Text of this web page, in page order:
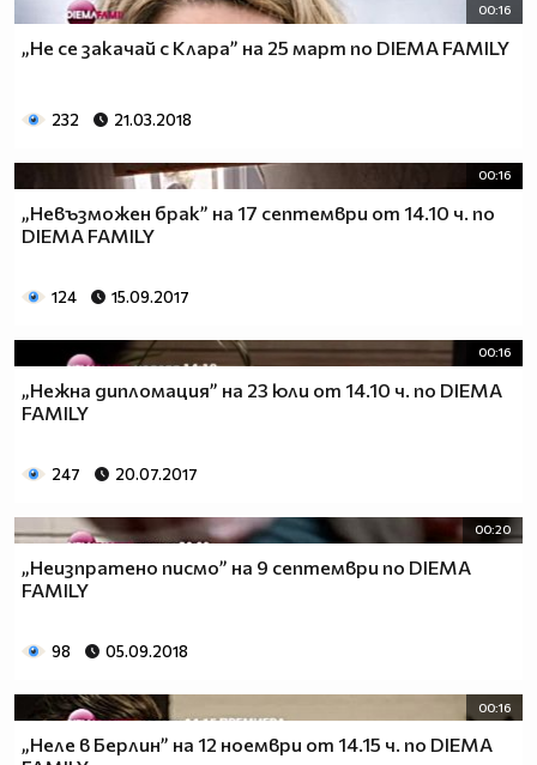
00:16
„Не се закачай с Клара” на 25 март по DIEMA FAMILY
232 21.03.2018
00:16
„Невъзможен брак” на 17 септември от 14.10 ч. по
DIEMA FAMILY
124 15.09.2017
00:16
„Нежна дипломация” на 23 юли от 14.10 ч. по DIEMA
FAMILY
247 20.07.2017
00:20
„Неизпратено писмо” на 9 септември по DIEMA
FAMILY
98 05.09.2018
00:16
„Неле в Берлин” на 12 ноември от 14.15 ч. по DIEMA